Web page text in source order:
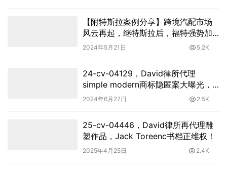
【附特斯拉案例分享】跨境汽配市场
风云再起，继特斯拉后，福特强势加
入TRO维权阵营！
2024年5月21日 5.2K
24-cv-04129，David律所代理
simple modern商标隐匿案大曝光，
跨境卖家紧急自查！
2024年6月27日 2.5K
25-cv-04446，David律所再代理雕
塑作品，Jack Toreenc书档正维权！
2025年4月25日 2.4K